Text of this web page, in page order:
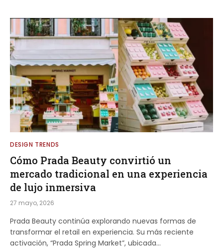
DESIGN TRENDS
Cómo Prada Beauty convirtió un
mercado tradicional en una experiencia
de lujo inmersiva
27 mayo, 2026
Prada Beauty continúa explorando nuevas formas de
transformar el retail en experiencia. Su más reciente
activación, “Prada Spring Market”, ubicada…